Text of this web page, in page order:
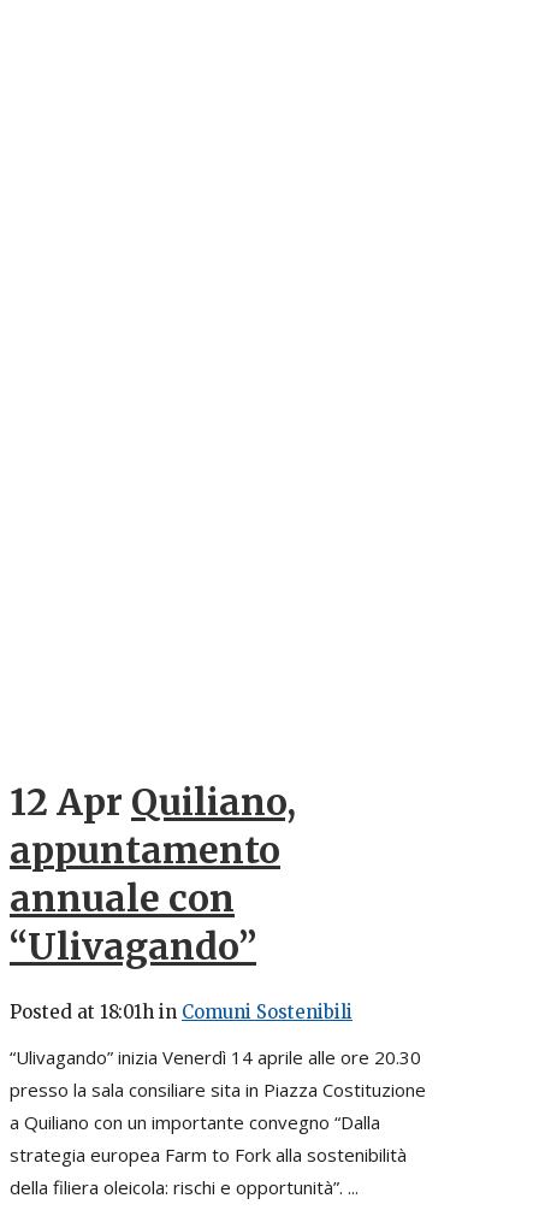
12 Apr Quiliano,
appuntamento
annuale con
“Ulivagando”
Posted at 18:01h in Comuni Sostenibili
“Ulivagando” inizia Venerdì 14 aprile alle ore 20.30
presso la sala consiliare sita in Piazza Costituzione
a Quiliano con un importante convegno “Dalla
strategia europea Farm to Fork alla sostenibilità
della filiera oleicola: rischi e opportunità”. ...